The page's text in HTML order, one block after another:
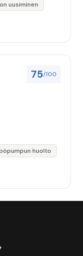
uusiminen
75/100
huolto